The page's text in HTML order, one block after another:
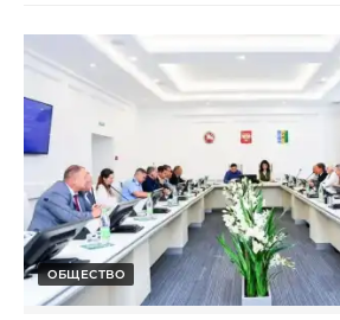
ОБЩЕСТВО